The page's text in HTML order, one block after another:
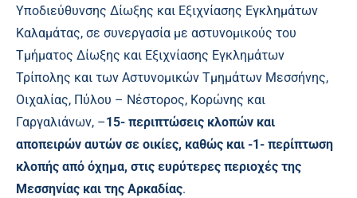
Υποδιεύθυνσης Δίωξης και Εξιχνίασης Εγκλημάτων
Καλαμάτας, σε συνεργασία με αστυνομικούς του
Τμήματος Δίωξης και Εξιχνίασης Εγκλημάτων
Τρίπολης και των Αστυνομικών Τμημάτων Μεσσήνης,
Οιχαλίας, Πύλου – Νέστορος, Κορώνης και
Γαργαλιάνων, –15- περιπτώσεις κλοπών και
αποπειρών αυτών σε οικίες, καθώς και -1- περίπτωση
κλοπής από όχημα, στις ευρύτερες περιοχές της
Μεσσηνίας και της Αρκαδίας.